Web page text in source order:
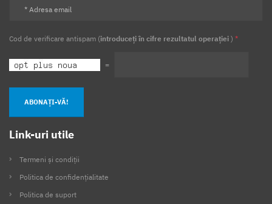
Cod de verificare antispam (introduceți în cifre rezultatul operației ) *
=
ABONAȚI-VĂ!
Link-uri utile
Termeni și condiții
Politica de confidențialitate
Politica de suport